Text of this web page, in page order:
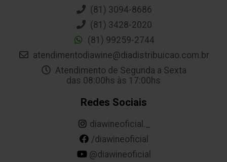
(81) 3094-8686
(81) 3428-2020
(81) 99259-2744
atendimentodiawine@diadistribuicao.com.br
Atendimento de Segunda a Sexta
das 08:00hs às 17:00hs
Redes Sociais
diawineoficial._
/diawineoficial
@diawineoficial